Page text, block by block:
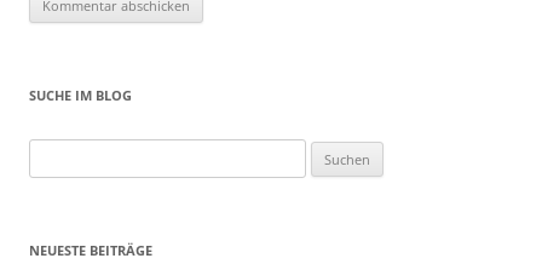
SUCHE IM BLOG
nach:
NEUESTE BEITRÄGE